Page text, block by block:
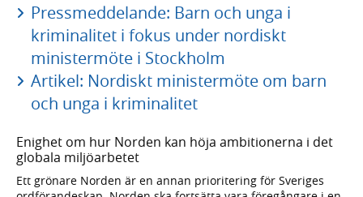
Pressmeddelande: Barn och unga i
kriminalitet i fokus under nordiskt
ministermöte i Stockholm
Artikel: Nordiskt ministermöte om barn
och unga i kriminalitet
Enighet om hur Norden kan höja ambitionerna i det
globala miljöarbetet
Ett grönare Norden är en annan prioritering för Sveriges